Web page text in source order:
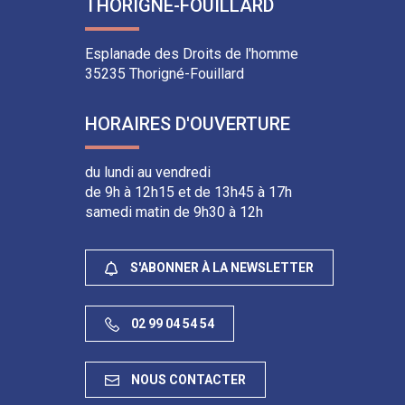
comptechaînecompte
THORIGNÉ-FOUILLARD
Esplanade des Droits de l'homme
35235 Thorigné-Fouillard
HORAIRES D'OUVERTURE
du lundi au vendredi
de 9h à 12h15 et de 13h45 à 17h
samedi matin de 9h30 à 12h
S'ABONNER À LA NEWSLETTER
02 99 04 54 54
NOUS CONTACTER